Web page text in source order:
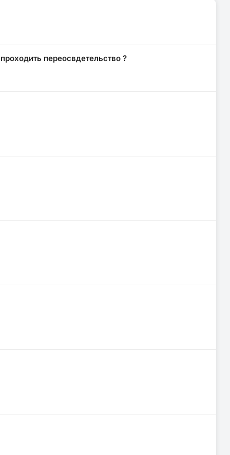
переосвдетельство ?